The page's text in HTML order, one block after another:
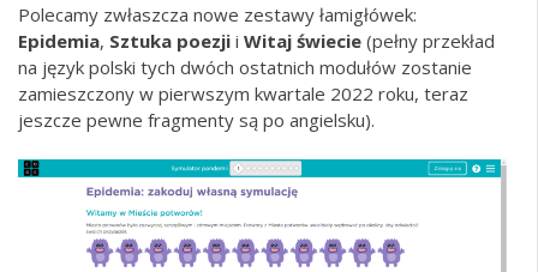
Polecamy zwłaszcza nowe zestawy łamigłówek:
Epidemia, Sztuka poezji i Witaj świecie (pełny przekład
na język polski tych dwóch ostatnich modułów zostanie
zamieszczony w pierwszym kwartale 2022 roku, teraz
jeszcze pewne fragmenty są po angielsku).